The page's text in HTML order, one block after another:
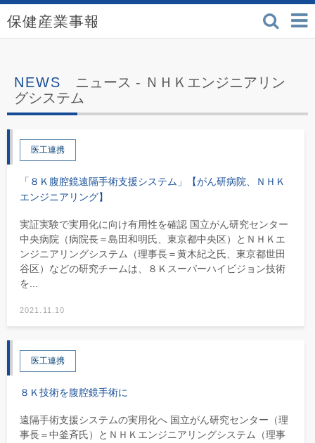
保健産業事報 - 医療機
検索
ニュース - ＮＨＫエンジニアリン
グシステム
医工連携
「８Ｋ腹腔鏡遠隔手術支援システム」【がん研病院、ＮＨＫ
エンジニアリング】
実証実験で実用化に向け有用性を確認 国立がん研究センター
中央病院（病院長＝島田和明氏、東京都中央区）とＮＨＫエ
ンジニアリングシステム（理事長＝黄木紀之氏、東京都世田
谷区）などの研究チームは、８Ｋスーパーハイビジョン技術
を...
2021.11.10
医工連携
８Ｋ技術を腹腔鏡手術に
遠隔手術支援システムの実用化へ 国立がん研究センター（理
事長＝中釜斉氏）とＮＨＫエンジニアリングシステム（理事